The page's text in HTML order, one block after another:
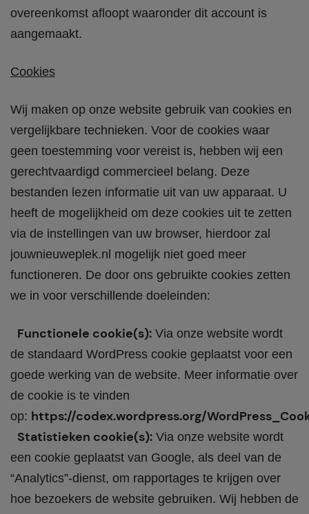
overeenkomst afloopt waaronder dit account is
aangemaakt.
Cookies
Wij maken op onze website gebruik van cookies en
vergelijkbare technieken. Voor de cookies waar
geen toestemming voor vereist is, hebben wij een
gerechtvaardigd commercieel belang. Deze
bestanden lezen informatie uit van uw apparaat. U
heeft de mogelijkheid om deze cookies uit te zetten
via de instellingen van uw browser, hierdoor zal
jouwnieuweplek.nl mogelijk niet goed meer
functioneren. De door ons gebruikte cookies zetten
we in voor verschillende doeleinden:
Functionele cookie(s): Via onze website wordt
de standaard WordPress cookie geplaatst voor een
goede werking van de website. Meer informatie over
de cookie is te vinden
op: https://codex.wordpress.org/
Statistieken cookie(s): Via onze website wordt
een cookie geplaatst van Google, als deel van de
“Analytics”-dienst, om rapportages te krijgen over
hoe bezoekers de website gebruiken. Wij hebben de